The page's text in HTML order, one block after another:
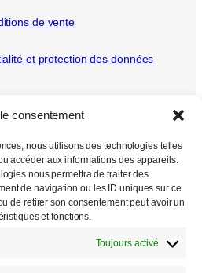
consentement
nous utilisons des technologies telles
accéder aux informations des appareils.
nous permettra de traiter des
de navigation ou les ID uniques sur ce
de retirer son consentement peut avoir un
et fonctions.
Toujours activé
de vente
et protection des données
droits réservés